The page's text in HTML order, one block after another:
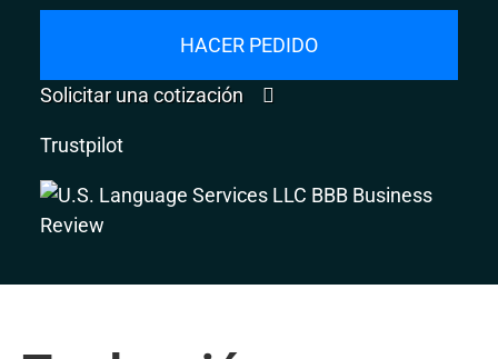
HACER PEDIDO
Solicitar una cotización
Trustpilot